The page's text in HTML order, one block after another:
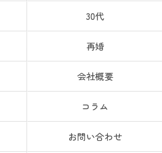
30代
再婚
会社概要
コラム
お問い合わせ